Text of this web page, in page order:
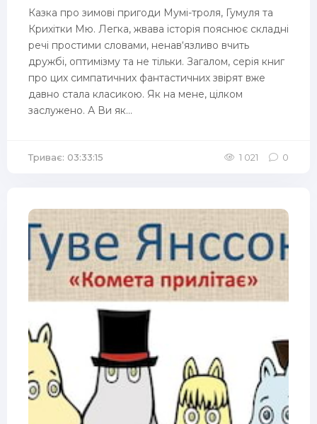
Казка про зимові пригоди Мумі-троля, Гумуля та
Крихітки Мю. Легка, жвава історія пояснює складні
речі простими словами, ненав‘язливо вчить
дружбі, оптимізму та не тільки. Загалом, серія книг
про цих симпатичних фантастичних звірят вже
давно стала класикою. Як на мене, цілком
заслужено. А Ви як...
Триває: 03:33:15 1 021 0